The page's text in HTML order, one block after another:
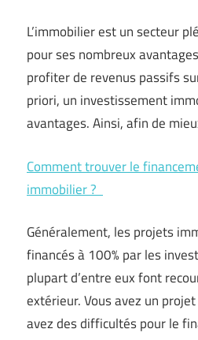
L’immobilier est un secteur
pour ses nombreux
profiter de revenus passifs
priori, un investissement
avantages. Ainsi, afin de
Comment trouver le
immobilier ?
Généralement, les projets
financés à 100% par les
plupart d’entre eux font
extérieur. Vous avez un
avez des difficultés pour le